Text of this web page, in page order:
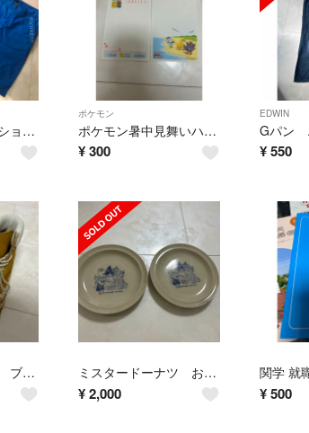
たぬぱん様専用 ショートパンツ 2枚セット
ポケモン
ポケモン暑中見舞いハガキ
¥300
EDWIN
¥ 550
ティンバーランド ブーツ レア文字入り ミスタードーナツ お皿 2枚セット 非売品
¥2,000
関学 就
¥ 500